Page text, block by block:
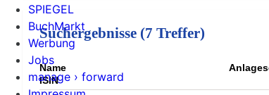
Suchergebnisse (7 Treffer)
Name
ISIN
SPIEGEL
BuchMarkt
Werbung
Jobs
manage › forward